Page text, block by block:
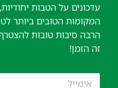
עדכונים על הטבות
המקומות הטובים ביותר
הרבה סיבות טובות
זה הזמן!